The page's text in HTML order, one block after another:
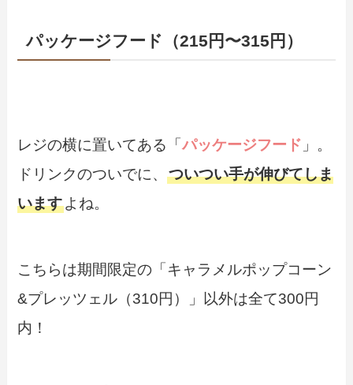
パッケージフード（215円〜315円）
レジの横に置いてある「パッケージフード 」。
ドリンクのついでに、ついつい手が伸びてしま
いますよね。
こちらは期間限定の「キャラメルポップコーン
&プレッツェル（310円）」以外は全て300円
内！